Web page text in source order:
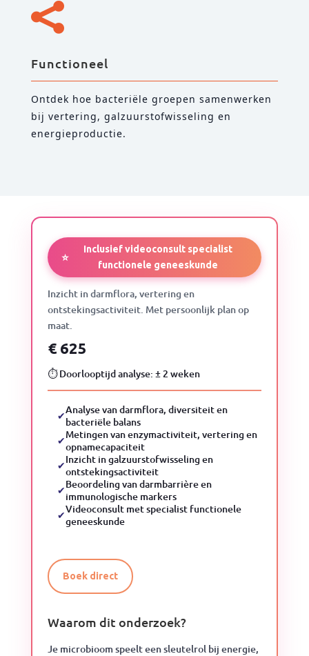

Functioneel
Ontdek hoe bacteriële groepen samenwerken
bij vertering, galzuurstofwisseling en
energieproductie.
⭐
Inclusief videoconsult specialist
functionele geneeskunde
Inzicht in darmflora, vertering en
ontstekingsactiviteit. Met persoonlijk plan op
maat.
€ 625
⏱ Doorlooptijd analyse: ± 2 weken
✔Analyse van darmflora, diversiteit en
bacteriële balans
✔Metingen van enzymactiviteit, vertering en
opnamecapaciteit
✔Inzicht in galzuurstofwisseling en
ontstekingsactiviteit
✔Beoordeling van darmbarrière en
immunologische markers
✔Videoconsult met specialist functionele
geneeskunde
Boek direct
Waarom dit onderzoek?
Je microbioom speelt een sleutelrol bij energie,